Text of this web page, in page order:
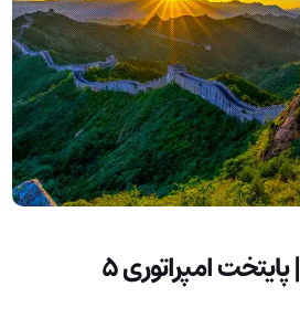
جاهای دیدنی پکن | پایتخت امپراتوری 5